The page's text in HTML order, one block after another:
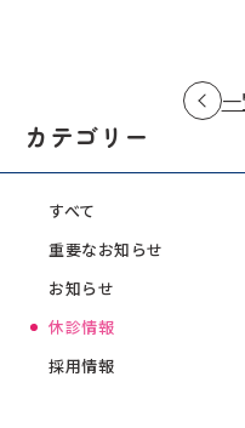
カテゴリー
すべて
重要なお知らせ
お知らせ
休診情報
採用情報